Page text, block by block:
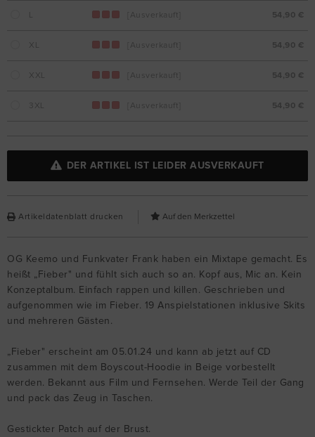
[Ausverkauft] 54,90 €
[Ausverkauft] 54,90 €
[Ausverkauft] 54,90 €
3XL [Ausverkauft] 54,90 €
DER ARTIKEL IST LEIDER AUSVERKAUFT
Artikeldatenblatt drucken
OG Keemo und Funkvater Frank haben ein Mixtape gemacht. Es
heißt „Fieber" und fühlt sich auch so an. Kopf aus, Mic an. Kein
Konzeptalbum. Einfach rappen und killen. Geschrieben und
aufgenommen wie im Fieber. 19 Anspielstationen inklusive Skits
und mehreren Gästen.
„Fieber" erscheint am 05.01.24 und kann ab jetzt auf CD
zusammen mit dem Boyscout-Hoodie in Beige vorbestellt
werden. Bekannt aus Film und Fernsehen. Werde Teil der Gang
und pack das Zeug in Taschen.
Gestickter Patch auf der Brust.